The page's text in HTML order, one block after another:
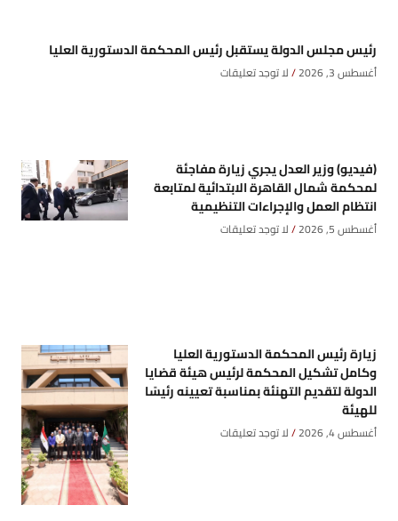
رئيس مجلس الدولة يستقبل رئيس المحكمة الدستورية العليا
أغسطس 3, 2026 لا توجد تعليقات
(فيديو) وزير العدل يجري زيارة مفاجئة
لمحكمة شمال القاهرة الابتدائية لمتابعة
انتظام العمل والإجراءات التنظيمية
أغسطس 5, 2026 لا توجد تعليقات
زيارة رئيس المحكمة الدستورية العليا
وكامل تشكيل المحكمة لرئيس هيئة قضايا
الدولة لتقديم التهنئة بمناسبة تعيينه رئيسًا
للهيئة
أغسطس 4, 2026 لا توجد تعليقات